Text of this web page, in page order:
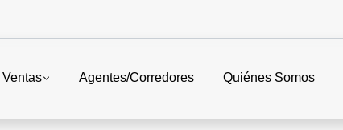
Ventas Agentes/Corredores Quiénes Somos